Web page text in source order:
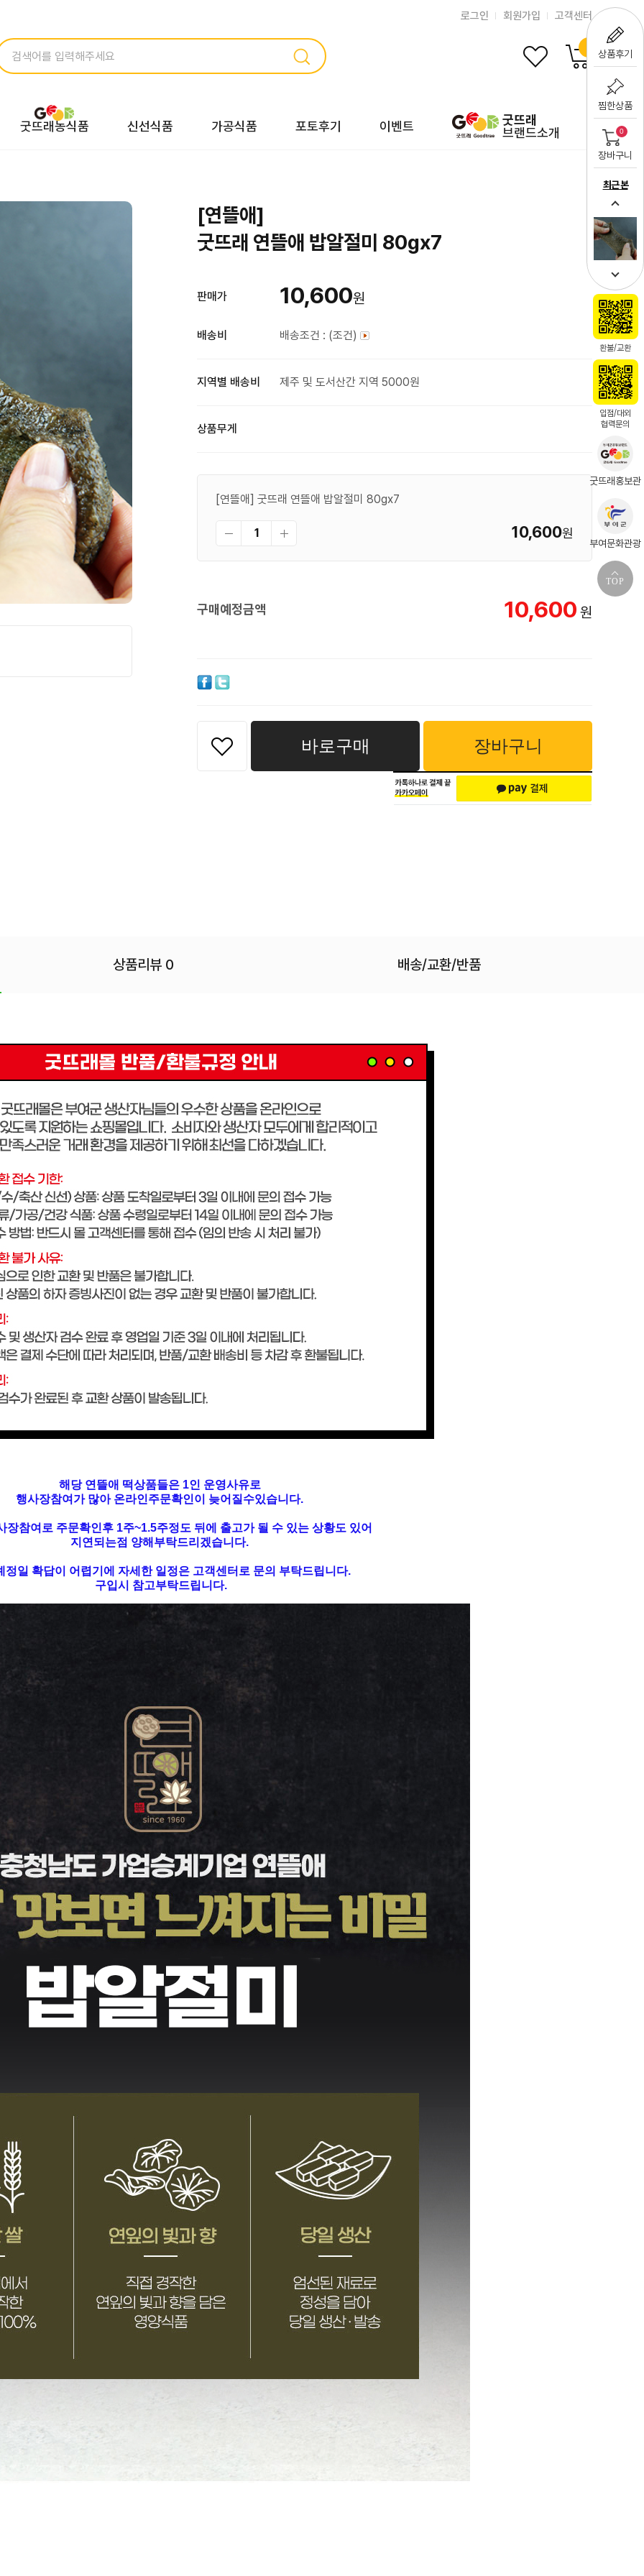
상품후기
찜한상품
0
장바구니
최근 본
환불/교환
입점/대외
협력문의
굿뜨래홍보관
부여문화관광
TOP
로그인 회원가입 고객센터
굿뜨래농식품 신선식품 가공식품 포토후기 이벤트
굿뜨래
브랜드소개
[연뜰애]
굿뜨래 연뜰애 밥알절미 80gⅹ7
판매가 10,600원
배송비 배송조건 : (조건)
지역별 배송비 제주 및 도서산간 지역 5000원
상품무게
[연뜰애] 굿뜨래 연뜰애 밥알절미 80gⅹ7
10,600원
구매예정금액 10,600 원
바로구매 장바구니
상품리뷰 0 배송/교환/반품
해당 연뜰애 떡상품들은 1인 운영사유로
행사장참여가 많아 온라인주문확인이 늦어질수있습니다.
장참여로 주문확인후 1주~1.5주정도 뒤에 출고가 될 수 있는 상황도 있어
지연되는점 양해부탁드리겠습니다.
정일 확답이 어렵기에 자세한 일정은 고객센터로 문의 부탁드립니다.
구입시 참고부탁드립니다.